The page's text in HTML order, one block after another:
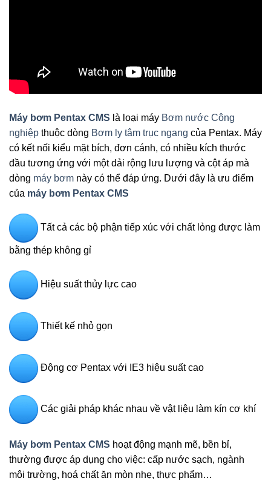
Máy bơm Pentax CMS là loại máy Bơm nước Công
nghiệp thuộc dòng Bơm ly tâm trục ngang của Pentax. Máy
có kết nối kiểu mặt bích, đơn cánh, có nhiều kích thước
đầu tương ứng với một dải rộng lưu lượng và cột áp mà
dòng máy bơm này có thể đáp ứng. Dưới đây là ưu điểm
của máy bơm Pentax CMS
Tất cả các bộ phận tiếp xúc với chất lỏng được làm
bằng thép không gỉ
Hiệu suất thủy lực cao
Thiết kế nhỏ gọn
Động cơ Pentax với IE3 hiệu suất cao
Các giải pháp khác nhau về vật liệu làm kín cơ khí
Máy bơm Pentax CMS hoạt động mạnh mẽ, bền bỉ,
thường được áp dụng cho việc: cấp nước sạch, ngành
môi trường, hoá chất ăn mòn nhẹ, thực phẩm…